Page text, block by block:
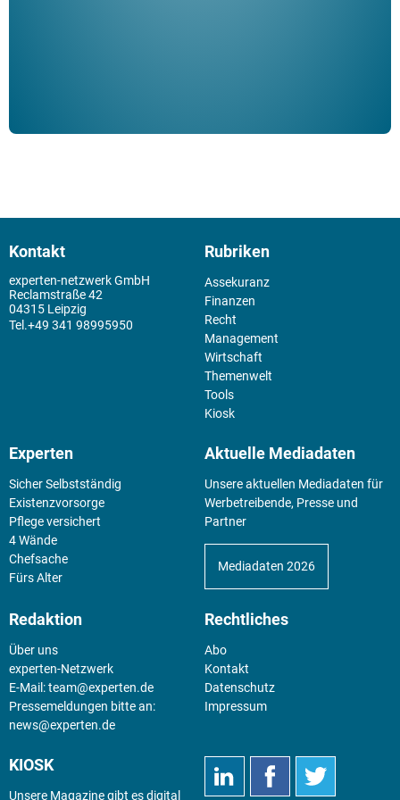
Kontakt
experten-netzwerk GmbH
Reclamstraße 42
04315 Leipzig
Rubriken
Assekuranz
Finanzen
Management
Wirtschaft
Themenwelt
Tools
Experten
Sicher Selbstständig
Existenz­vorsorge
Pflege versichert
4 Wände
Chefsache
Aktuelle Mediadaten
Unsere aktuellen Mediadaten für
Werbetreibende, Presse und
Redaktion
experten-Netzwerk
team@experten.de
Pressemeldungen bitte an:
news@experten.de
Rechtliches
Impressum
KIOSK